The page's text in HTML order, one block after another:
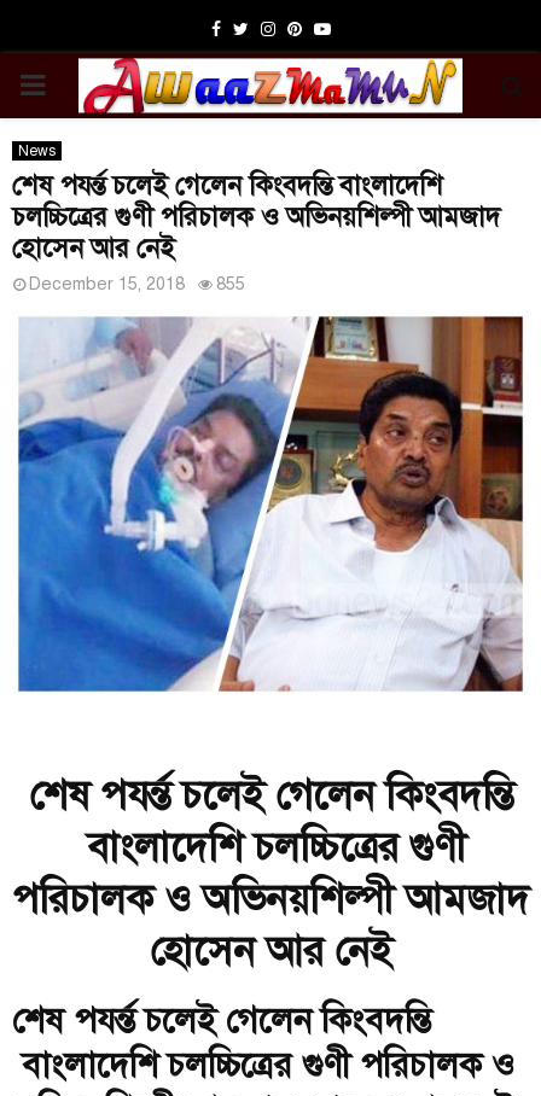
Facebook
TwitterInstagram
Pinterest
Youtube
PRIMARY
MENU
News
শেষ পযর্ন্ত চলেই গেলেন কিংবদন্তি বাংলাদেশি
চলচ্চিত্রের গুণী পরিচালক ও অভিনয়শিল্পী আমজাদ
হোসেন আর নেই
December 15, 2018 855
শেষ পযর্ন্ত চলেই গেলেন কিংবদন্তি
বাংলাদেশি চলচ্চিত্রের গুণী
পরিচালক ও অভিনয়শিল্পী আমজাদ
হোসেন আর নেই
শেষ পযর্ন্ত চলেই গেলেন কিংবদন্তি
বাংলাদেশি চলচ্চিত্রের গুণী পরিচালক ও